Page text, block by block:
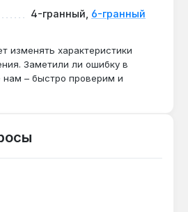
мм. Производство — Тайвань.
колёсных гаек 41 мм?
головка 41 мм точно
для откручивания.
с удлинителем?
4-гранный, 6-гранный
изменять характеристики
Заметили ли ошибку в
– быстро проверим и